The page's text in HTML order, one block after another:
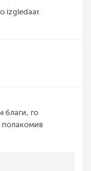
izgledaat
благи, го
полакомив